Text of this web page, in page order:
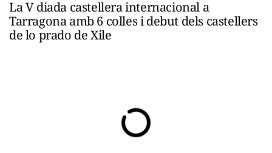
La V diada castellera internacional a
Tarragona amb 6 colles i debut dels castellers
de lo prado de Xile